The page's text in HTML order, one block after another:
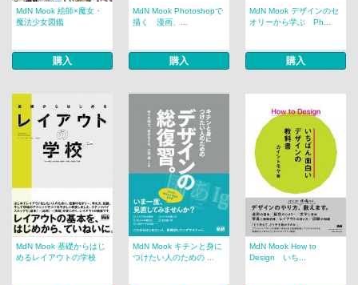
MdN Mook 絵師×魔女・
魔法少女図鑑
購入
MdN Mook Photoshopで
描く 漫画、...
購入
MdN Mook デザインのセ
オリーから学ぶ Ph...
購入
MdN Mook 基礎からはじ
めるレイアウトの学校
MdN Mook キチンと身に
つけたい人のための ...
MdN Mook How to
Design いち...